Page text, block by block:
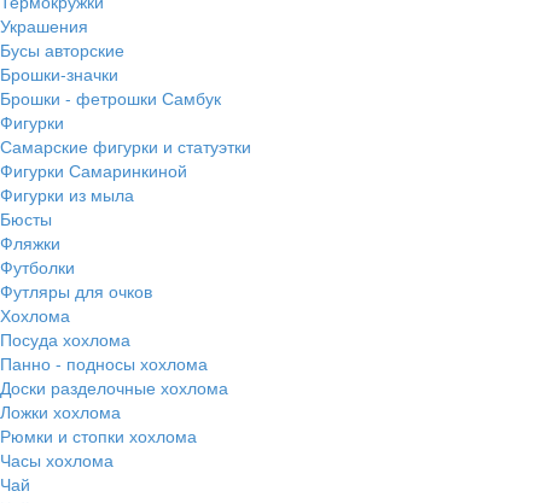
Украшения
Бусы авторские
Брошки-значки
Брошки - фетрошки Самбук
Фигурки
Самарские фигурки и статуэтки
Фигурки Самаринкиной
Фигурки из мыла
Бюсты
Фляжки
Футболки
Футляры для очков
Хохлома
Посуда хохлома
Панно - подносы хохлома
Доски разделочные хохлома
Ложки хохлома
Рюмки и стопки хохлома
Часы хохлома
Чай